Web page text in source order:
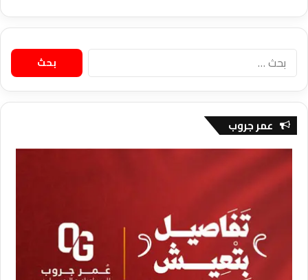
البحث
عن:
عمر جروب